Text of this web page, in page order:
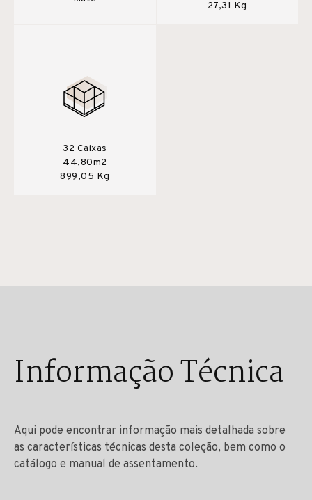
27,31 Kg
32 Caixas
44,80m2
899,05 Kg
Informação Técnica
Aqui pode encontrar informação mais detalhada sobre
as características técnicas desta coleção, bem como o
catálogo e manual de assentamento.